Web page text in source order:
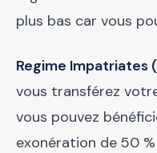
plus bas car vous
Regime Impatriates
vous transférez
vous pouvez
exonération de 50